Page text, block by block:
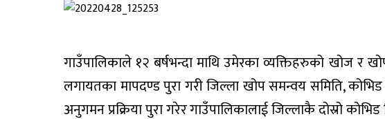
गाउँपालिकाले १२ बर्षभन्दा माथि उमेरका व्यक्तिहरुको खोज र
लगायतका मापदण्ड पुरा गरी जिल्ला खोप समन्वय समिति,
अनुगमन प्रक्रिया पुरा गरेर गाउँपालिकालाई जिल्लाकै दोस्रो